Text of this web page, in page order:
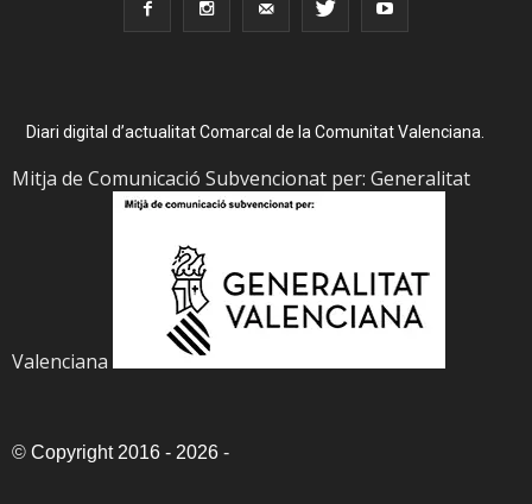
Diari digital d’actualitat Comarcal de la Comunitat Valenciana.
Mitja de Comunicació Subvencionat per: Generalitat
Valenciana
© Copyright 2016 - 2026 -